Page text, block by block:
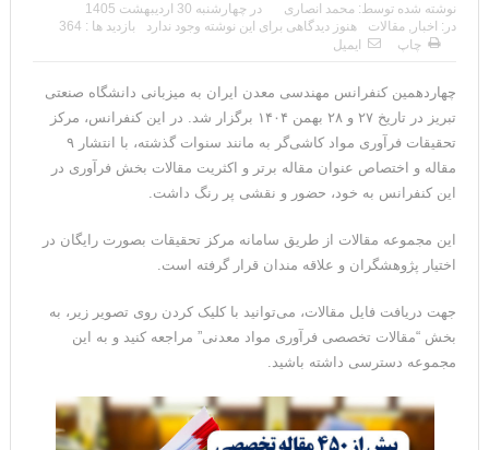
نوشته شده توسط: محمد انصاری در چهارشنبه 30 اردیبهشت 1405
در: اخبار , مقالات هنوز دیدگاهی برای این نوشته وجود ندارد
بازدید ها : 364
چاپ
ایمیل
چهاردهمین کنفرانس مهندسی معدن ایران به میزبانی دانشگاه صنعتی
تبریز در تاریخ ۲۷ و ۲۸ بهمن ۱۴۰۴ برگزار شد. در این کنفرانس، مرکز
تحقیقات فرآوری مواد کاشی‌گر به مانند سنوات گذشته، با انتشار ۹
مقاله و اختصاص عنوان مقاله برتر و اکثریت مقالات بخش فرآوری در
این کنفرانس به خود، حضور و نقشی پر رنگ داشت.
این مجموعه مقالات از طریق سامانه مرکز تحقیقات بصورت رایگان در
اختیار پژوهشگران و علاقه مندان قرار گرفته است.
جهت دریافت فایل مقالات، می‌توانید با کلیک کردن روی تصویر زیر، به
بخش “مقالات تخصصی فرآوری مواد معدنی” مراجعه کنید و به این
مجموعه دسترسی داشته باشید.